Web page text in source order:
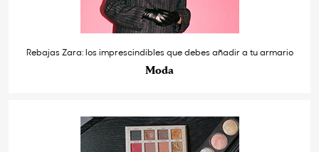
Rebajas Zara: los imprescindibles que debes añadir a tu armario
Moda